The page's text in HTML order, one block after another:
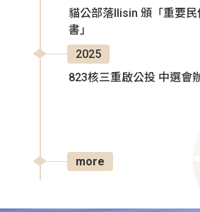
貓公部落Ilisin 頒「重要
書」
2025
823核三重啟公投 中選會
more